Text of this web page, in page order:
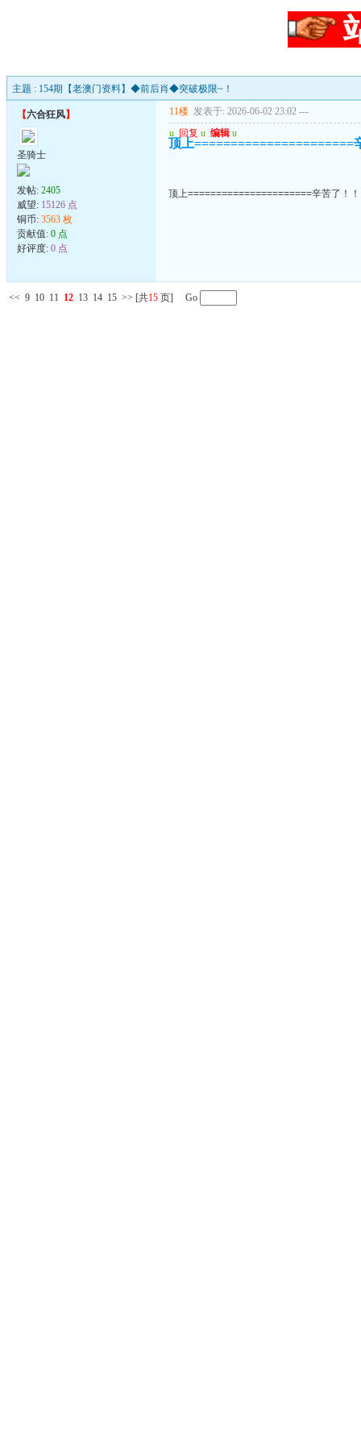
主题 : 154期【老澳门资料】◆前后肖◆突破极限~！
【六合狂风】
圣骑士
发帖: 2405
威望: 15126 点
铜币: 3563 枚
贡献值: 0 点
好评度: 0 点
11楼 发表于: 2026-06-02 23:02 ---
u 回复 u 编辑 u
顶上======================
顶上======================辛苦了！
<< 9 10 11 12 13 14 15 >> [共15 页] Go